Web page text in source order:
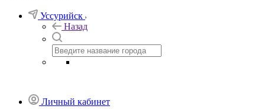
Уссурийск
Назад
Личный кабинет